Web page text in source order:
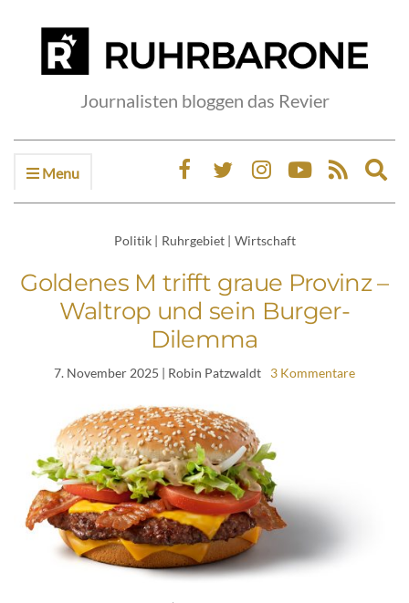
Journalisten bloggen das Revier
Menu
Politik | Ruhrgebiet | Wirtschaft
Goldenes M trifft graue Provinz –
Waltrop und sein Burger-
Dilemma
7. November 2025 | Robin Patzwaldt 3 Kommentare